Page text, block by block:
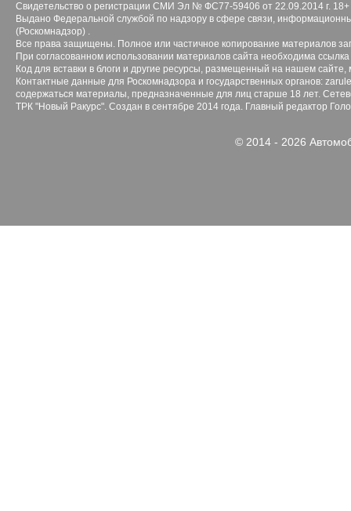
Свидетельство о регистрации СМИ Эл № ФС77-59406 от 22.09.2014 г. 18+
Выдано Федеральной службой по надзору в сфере связи,
(Роскомнадзор) .
Все права защищены. Полное или частичное копирование материалов
При согласованном использовании материалов сайта необходима ссылка
Код для вставки в блоги и другие ресурсы, размещенный на нашем сайте,
Контактные данные для Роскомнадзора и государственных органов:
содержаться материалы, предназначенные для лиц старше 18 лет.
ТРК "Новый Ракурс". Создан в сентябре 2014 года. Главный редактор
© 2014 - 2026